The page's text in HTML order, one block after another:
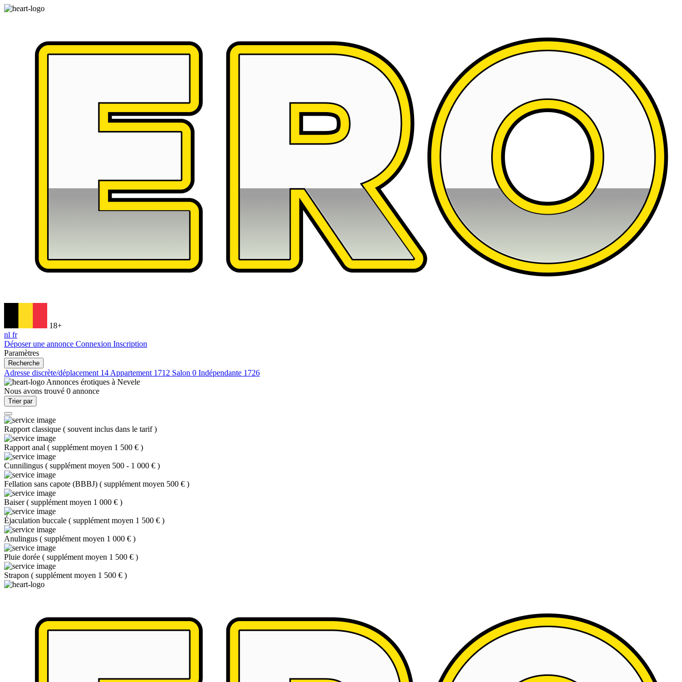
18+
nl fr
Déposer une annonce Connexion Inscription
Paramètres
Recherche
Adresse discrète/déplacement 14 Appartement 1712 Salon 0 Indépendante 1726
Annonces érotiques à Nevele
Nous avons trouvé 0 annonce
Trier par
Rapport classique ( souvent inclus dans le tarif)
Rapport anal ( supplément moyen 1 500 € )
Cunnilingus ( supplément moyen 500 - 1 000 € )
Fellation sans capote (BBBJ) ( supplément moyen 500 € )
Baiser( supplément moyen 1 000 € )
Éjaculation buccale ( supplément moyen 1 500 € )
Anulingus ( supplément moyen 1 000 € )
Pluie dorée ( supplément moyen 1 500 € )
Strapon ( supplément moyen 1 500 € )